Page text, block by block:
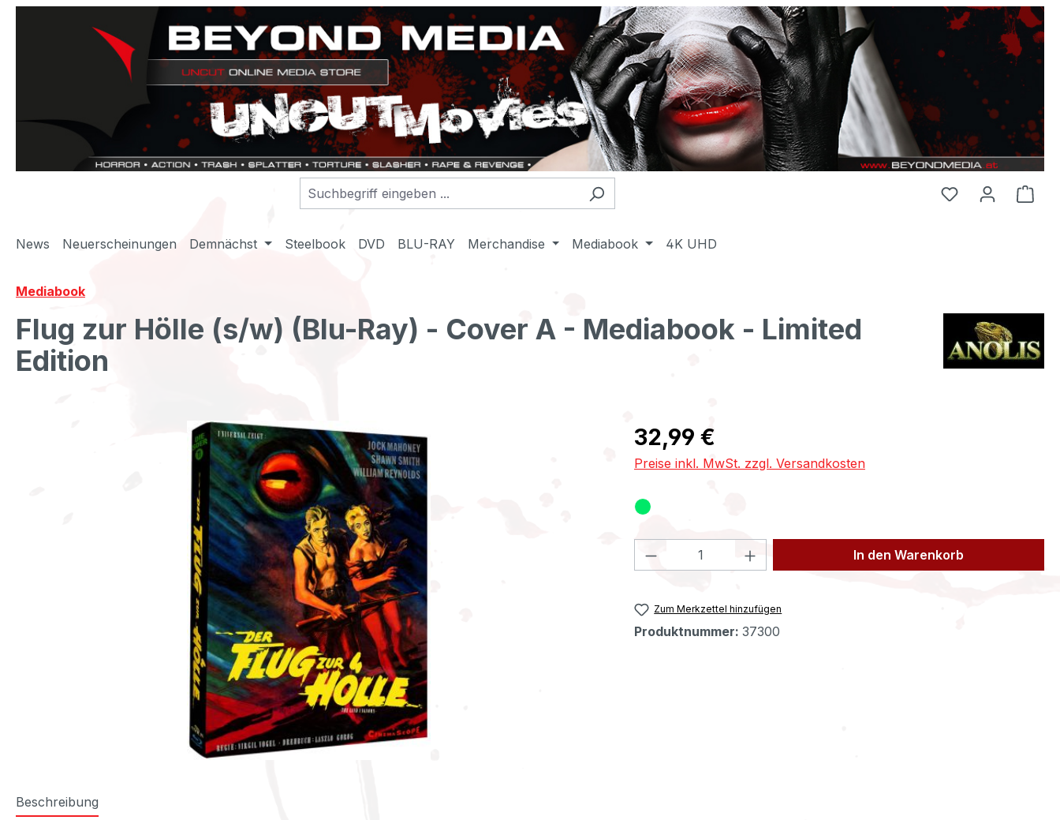
Zur Hauptnavigation springen
News Neuerscheinungen Demnächst Steelbook DVD BLU-RAY Merchandise Mediabook 4K UHD
Mediabook
Flug zur Hölle (s/w) (Blu-Ray) - Cover A - Mediabook - Limited
Edition
Regulärer Preis:
32,99 €
Preise inkl. MwSt. zzgl. Versandkosten
Produkt Anzahl: Gib den gewünschten Wert
In den Warenkorb
Zum Merkzettel hinzufügen
Produktnummer: 37300
Beschreibung